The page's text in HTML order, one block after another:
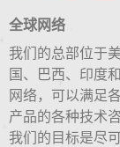
全球网络
我们的总部位于
国、巴西、印度
网络，可以满足
产品的各种技术
我们的目标是尽